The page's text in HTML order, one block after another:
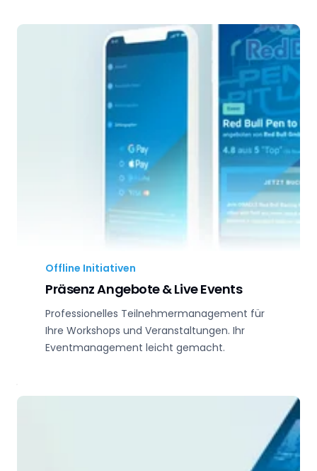
Offline Initiativen
Präsenz Angebote & Live Events
Professionelles Teilnehmermanagement für
Ihre Workshops und Veranstaltungen. Ihr
Eventmanagement leicht gemacht.